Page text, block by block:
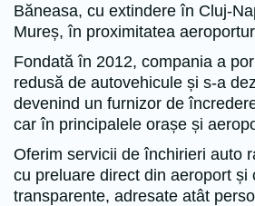
Băneasa, cu extindere în Cluj-
Mureș, în proximitatea
Fondată în 2012, compania a
redusă de autovehicule și s-a
devenind un furnizor de
car în principalele orașe și
Oferim servicii de închirieri auto
cu preluare direct din aeroport și
transparente, adresate atât